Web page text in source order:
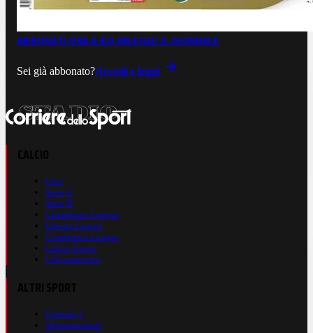
ABBONATI ORA A €0,99LEGGI IL GIORNALE
Sei già abbonato?Accedi e leggi
Live
Serie A
Serie B
Champions League
Europa League
Conference League
Calcio Estero
Calciomercato
Formula 1
Motomondiale